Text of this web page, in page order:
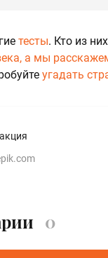
тесты. Кто из
а мы
угадать
0